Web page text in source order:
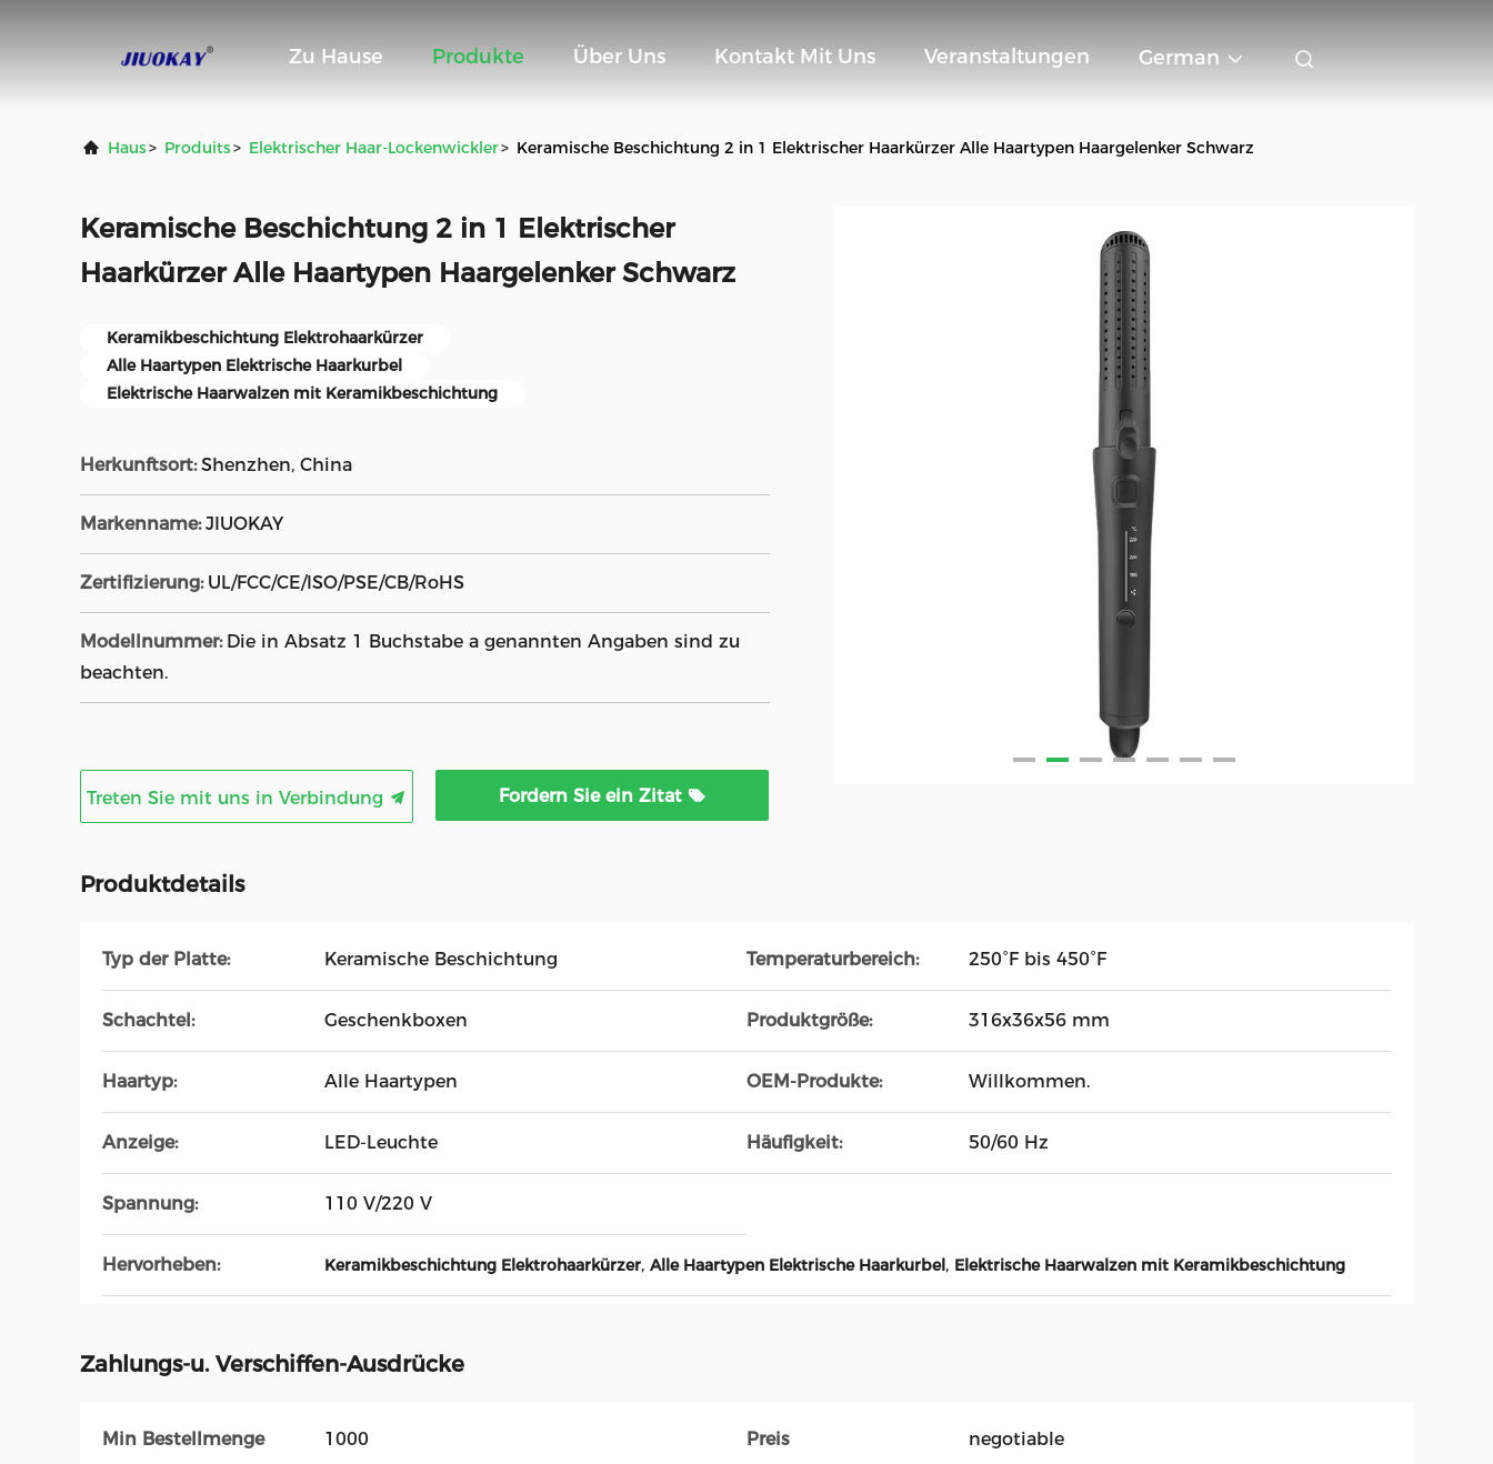
Zu Hause Produkte Über Uns Kontakt Mit Uns Veranstaltungen German
Haus> Produits> Elektrischer Haar-Lockenwickler> Keramische Beschichtung 2 in 1 Elektrischer Haarkürzer Alle Haartypen Haargelenker Schwarz
Keramische Beschichtung 2 in 1 Elektrischer
Haarkürzer Alle Haartypen Haargelenker Schwarz
Keramikbeschichtung Elektrohaarkürzer
Alle Haartypen Elektrische Haarkurbel
Elektrische Haarwalzen mit Keramikbeschichtung
Herkunftsort: Shenzhen, China
Markenname: JIUOKAY
Zertifizierung: UL/FCC/CE/ISO/PSE/CB/RoHS
Modellnummer: Die in Absatz 1 Buchstabe a genannten Angaben sind zu
beachten.
Treten Sie mit uns in Verbindung Fordern Sie ein Zitat
Produktdetails
Typ der Platte: Keramische Beschichtung Temperaturbereich: 250°F bis 450°F
Schachtel: Geschenkboxen Produktgröße: 316x36x56 mm
Haartyp: Alle Haartypen OEM-Produkte: Willkommen.
Anzeige: LED-Leuchte Häufigkeit: 50/60 Hz
Spannung: 110 V/220 V
Hervorheben: Keramikbeschichtung Elektrohaarkürzer, Alle Haartypen Elektrische Haarkurbel, Elektrische Haarwalzen mit Keramikbeschichtung
Zahlungs-u. Verschiffen-Ausdrücke
Min Bestellmenge 1000 Preis negotiable